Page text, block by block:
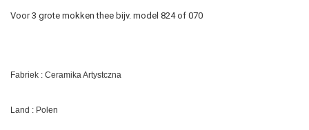
Voor 3 grote mokken thee bijv. model 824 of 070
Fabriek : Ceramika Artystczna
Land : Polen